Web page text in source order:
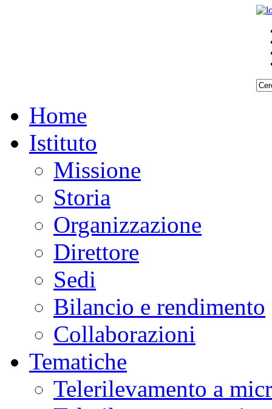
Home
Istituto
Missione
Storia
Organizzazione
Direttore
Sedi
Bilancio e rendimento
Collaborazioni
Tematiche
Telerilevamento a